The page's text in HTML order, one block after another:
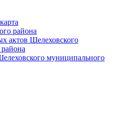
района
актов Шелеховского
муниципального